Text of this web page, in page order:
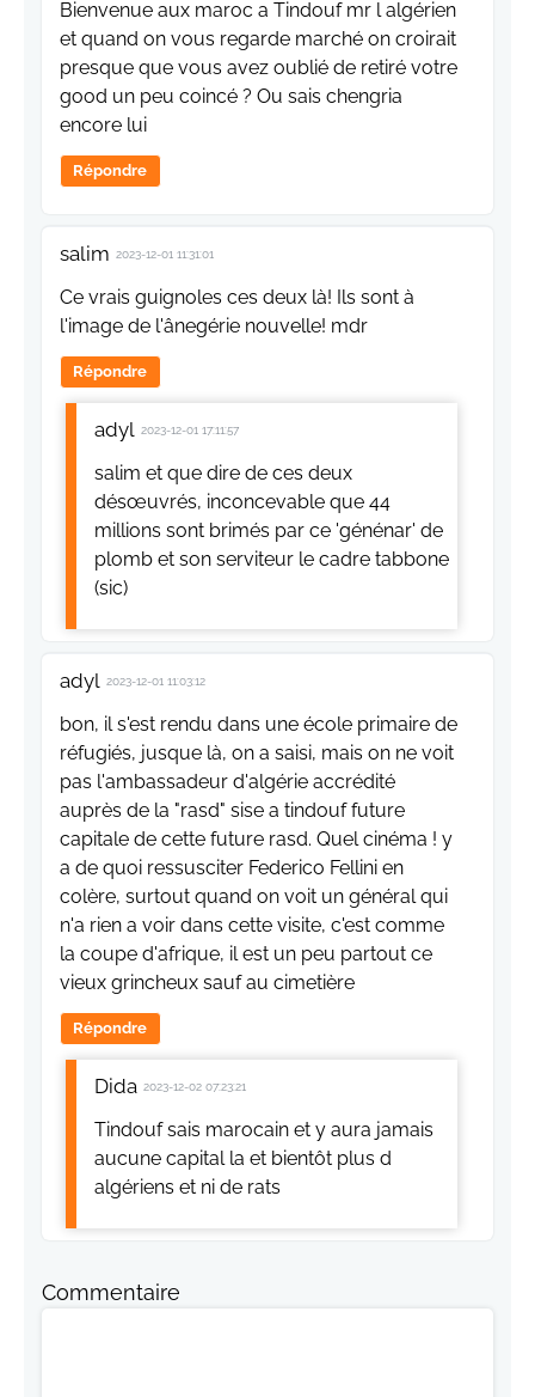
Bienvenue aux maroc a Tindouf mr l algérien
et quand on vous regarde marché on croirait
presque que vous avez oublié de retiré votre
good un peu coincé ? Ou sais chengria
encore lui
Répondre
salim 2023-12-01 11:31:01
Ce vrais guignoles ces deux là! Ils sont à
l'image de l'ânegérie nouvelle! mdr
Répondre
adyl 2023-12-01 17:11:57
salim et que dire de ces deux
désœuvrés, inconcevable que 44
millions sont brimés par ce 'génénar' de
plomb et son serviteur le cadre tabbone
(sic)
adyl 2023-12-01 11:03:12
bon, il s'est rendu dans une école primaire de
réfugiés, jusque là, on a saisi, mais on ne voit
pas l'ambassadeur d'algérie accrédité
auprès de la "rasd" sise a tindouf future
capitale de cette future rasd. Quel cinéma ! y
a de quoi ressusciter Federico Fellini en
colère, surtout quand on voit un général qui
n'a rien a voir dans cette visite, c'est comme
la coupe d'afrique, il est un peu partout ce
vieux grincheux sauf au cimetière
Répondre
Dida 2023-12-02 07:23:21
Tindouf sais marocain et y aura jamais
aucune capital la et bientôt plus d
algériens et ni de rats
Commentaire